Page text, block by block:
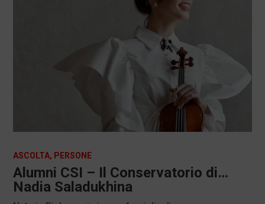
Alumni CSI – Il Conservatorio di…
Nadia Saladukhina
ASCOLTA, PERSONE